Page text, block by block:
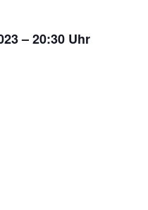
– 20:30 Uhr